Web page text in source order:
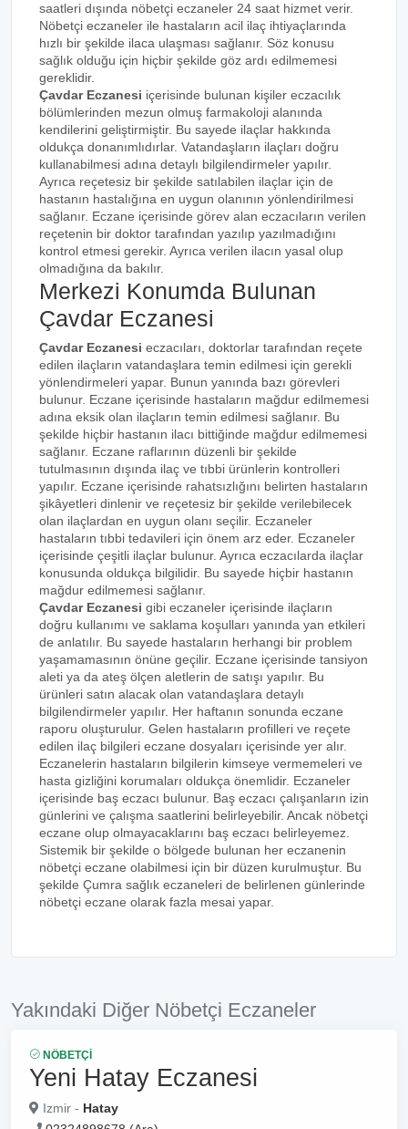
saatleri dışında nöbetçi eczaneler 24 saat hizmet verir.
Nöbetçi eczaneler ile hastaların acil ilaç ihtiyaçlarında
hızlı bir şekilde ilaca ulaşması sağlanır. Söz konusu
sağlık olduğu için hiçbir şekilde göz ardı edilmemesi
gereklidir.
Çavdar Eczanesi içerisinde bulunan kişiler eczacılık
bölümlerinden mezun olmuş farmakoloji alanında
kendilerini geliştirmiştir. Bu sayede ilaçlar hakkında
oldukça donanımlıdırlar. Vatandaşların ilaçları doğru
kullanabilmesi adına detaylı bilgilendirmeler yapılır.
Ayrıca reçetesiz bir şekilde satılabilen ilaçlar için de
hastanın hastalığına en uygun olanının yönlendirilmesi
sağlanır. Eczane içerisinde görev alan eczacıların verilen
reçetenin bir doktor tarafından yazılıp yazılmadığını
kontrol etmesi gerekir. Ayrıca verilen ilacın yasal olup
olmadığına da bakılır.
Merkezi Konumda Bulunan
Çavdar Eczanesi
Çavdar Eczanesi eczacıları, doktorlar tarafından reçete
edilen ilaçların vatandaşlara temin edilmesi için gerekli
yönlendirmeleri yapar. Bunun yanında bazı görevleri
bulunur. Eczane içerisinde hastaların mağdur edilmemesi
adına eksik olan ilaçların temin edilmesi sağlanır. Bu
şekilde hiçbir hastanın ilacı bittiğinde mağdur edilmemesi
sağlanır. Eczane raflarının düzenli bir şekilde
tutulmasının dışında ilaç ve tıbbi ürünlerin kontrolleri
yapılır. Eczane içerisinde rahatsızlığını belirten hastaların
şikâyetleri dinlenir ve reçetesiz bir şekilde verilebilecek
olan ilaçlardan en uygun olanı seçilir. Eczaneler
hastaların tıbbi tedavileri için önem arz eder. Eczaneler
içerisinde çeşitli ilaçlar bulunur. Ayrıca eczacılarda ilaçlar
konusunda oldukça bilgilidir. Bu sayede hiçbir hastanın
mağdur edilmemesi sağlanır.
Çavdar Eczanesi gibi eczaneler içerisinde ilaçların
doğru kullanımı ve saklama koşulları yanında yan etkileri
de anlatılır. Bu sayede hastaların herhangi bir problem
yaşamamasının önüne geçilir. Eczane içerisinde tansiyon
aleti ya da ateş ölçen aletlerin de satışı yapılır. Bu
ürünleri satın alacak olan vatandaşlara detaylı
bilgilendirmeler yapılır. Her haftanın sonunda eczane
raporu oluşturulur. Gelen hastaların profilleri ve reçete
edilen ilaç bilgileri eczane dosyaları içerisinde yer alır.
Eczanelerin hastaların bilgilerin kimseye vermemeleri ve
hasta gizliğini korumaları oldukça önemlidir. Eczaneler
içerisinde baş eczacı bulunur. Baş eczacı çalışanların izin
günlerini ve çalışma saatlerini belirleyebilir. Ancak nöbetçi
eczane olup olmayacaklarını baş eczacı belirleyemez.
Sistemik bir şekilde o bölgede bulunan her eczanenin
nöbetçi eczane olabilmesi için bir düzen kurulmuştur. Bu
şekilde Çumra sağlık eczaneleri de belirlenen günlerinde
nöbetçi eczane olarak fazla mesai yapar.
Yakındaki Diğer Nöbetçi Eczaneler
NÖBETÇI
Yeni Hatay Eczanesi
Izmir - Hatay